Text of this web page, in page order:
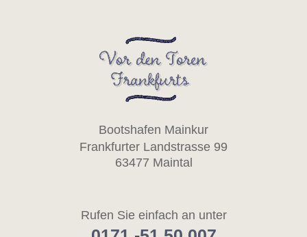
Bootshafen Mainkur
Frankfurter Landstrasse 99
63477 Maintal
Rufen Sie einfach an unter